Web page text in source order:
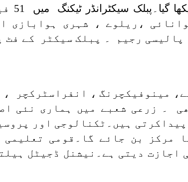
ڈس
،ریلوے ، شہری ہوابازی
رجیم ۔ پبلک سیکٹر کے فٹ
مینوفیکچرنگ ، انفراسٹرکچر ،
۔ زرعی شعبے میں ہماری نئی
ہیں۔ٹکنالوجی اور
مرکز بن جائے گا۔قومی
دیتی ہے۔نیشنل ڈجیٹل